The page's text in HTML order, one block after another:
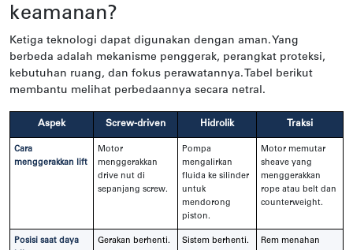
keamanan?
Ketiga teknologi dapat digunakan dengan aman. Yang
berbeda adalah mekanisme penggerak, perangkat proteksi,
kebutuhan ruang, dan fokus perawatannya. Tabel berikut
membantu melihat perbedaannya secara netral.
Aspek Screw-driven Hidrolik Traksi
Cara
menggerakkan lift
Motor
menggerakkan
drive nut di
sepanjang screw.
Pompa
mengalirkan
fluida ke silinder
untuk
mendorong
piston.
Motor memutar
sheave yang
menggerakkan
rope atau belt dan
counterweight.
Posisi saat daya
Gerakan berhenti.
Sistem berhenti.
Rem menahan